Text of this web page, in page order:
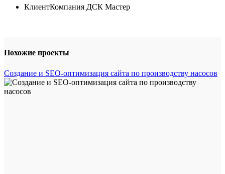
КлиентКомпания ДСК Мастер
Похожие проекты
Создание и SEO-оптимизация сайта по производству насосов